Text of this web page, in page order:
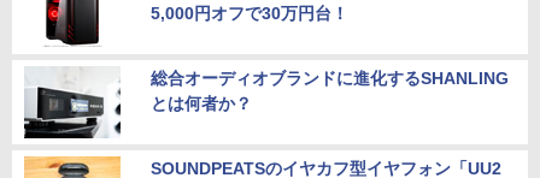
5,000円オフで30万円台！
総合オーディオブランドに進化するSHANLING
とは何者か？
SOUNDPEATSのイヤカフ型イヤフォン「UU2